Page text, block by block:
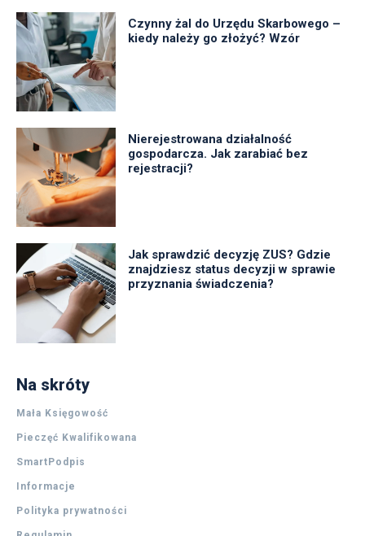
Czynny żal do Urzędu Skarbowego –
kiedy należy go złożyć? Wzór
Nierejestrowana działalność
gospodarcza. Jak zarabiać bez
rejestracji?
Jak sprawdzić decyzję ZUS? Gdzie
znajdziesz status decyzji w sprawie
przyznania świadczenia?
Na skróty
Mała Księgowość
Pieczęć Kwalifikowana
SmartPodpis
Informacje
Polityka prywatności